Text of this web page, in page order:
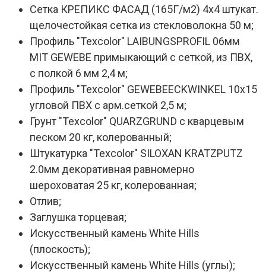
Сетка КРЕПИКС ФАСАД (165Г/м2) 4х4 штукат.
щелочестойкая сетка из стекловолокна 50 м;
Профиль "Texcolor" LAIBUNGSPROFIL 06мм
MIT GEWEBE примыкающий с сеткой, из ПВХ,
с полкой 6 мм 2,4 м;
Профиль "Texcolor" GEWEBEECKWINKEL 10х15
угловой ПВХ с арм.сеткой 2,5 м;
Грунт "Texcolor" QUARZGRUND с кварцевым
песком 20 кг, колерованный;
Штукатурка "Texcolor" SILOXAN KRATZPUTZ
2.0мм декоративная равномерно
шероховатая 25 кг, колерованная;
Отлив;
Заглушка торцевая;
Искусственный камень White Hills
(плоскость);
Искусственный камень White Hills (углы);